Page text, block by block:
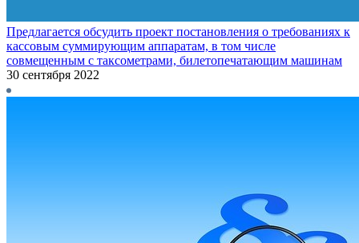
Предлагается обсудить проект постановления о требованиях к
кассовым суммирующим аппаратам, в том числе
совмещенным с таксометрами, билетопечатающим машинам
30 сентября 2022